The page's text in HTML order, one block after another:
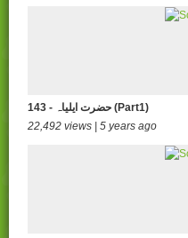
143 - حضرت ایلیاہ (Part1)
22,492 views | 5 years ago